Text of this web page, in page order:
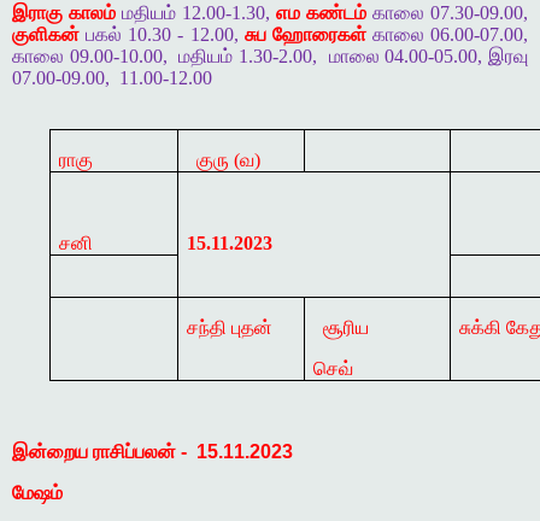
இராகு காலம் மதியம் 12.00-1.30, எம கண்டம் காலை 07.30-09.00,
குளிகன் பகல் 10.30 - 12.00, சுப ஹோரைகள்காலை 06.00-07.00,
காலை 09.00-10.00,
மதியம் 1.30-2.00,
மாலை 04.00-05.00, இரவு
07.00-09.00, 11.00-12.00
ராகு குரு (வ)
சனி 15.11.2023
சந்தி புதன்
சூரிய
செவ்
சுக்கி
இன்றைய ராசிப்பலன் - 15.11.2023
மேஷம்